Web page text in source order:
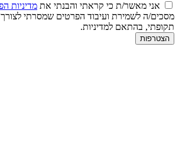
אני מאשר/ת כי קראתי והבנתי את מדיניות
מסכים/ה לשמירת ועיבוד הפרטים שמסרתי לצורך
תקופתי, בהתאם למדיניות.
הצטרפות